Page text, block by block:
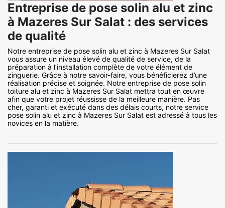
Entreprise de pose solin alu et zinc
à Mazeres Sur Salat : des services
de qualité
Notre entreprise de pose solin alu et zinc à Mazeres Sur Salat
vous assure un niveau élevé de qualité de service, de la
préparation à l’installation complète de votre élément de
zinguerie. Grâce à notre savoir-faire, vous bénéficierez d’une
réalisation précise et soignée. Notre entreprise de pose solin
toiture alu et zinc à Mazeres Sur Salat mettra tout en œuvre
afin que votre projet réussisse de la meilleure manière. Pas
cher, garanti et exécuté dans des délais courts, notre service
pose solin alu et zinc à Mazeres Sur Salat est adressé à tous les
novices en la matière.